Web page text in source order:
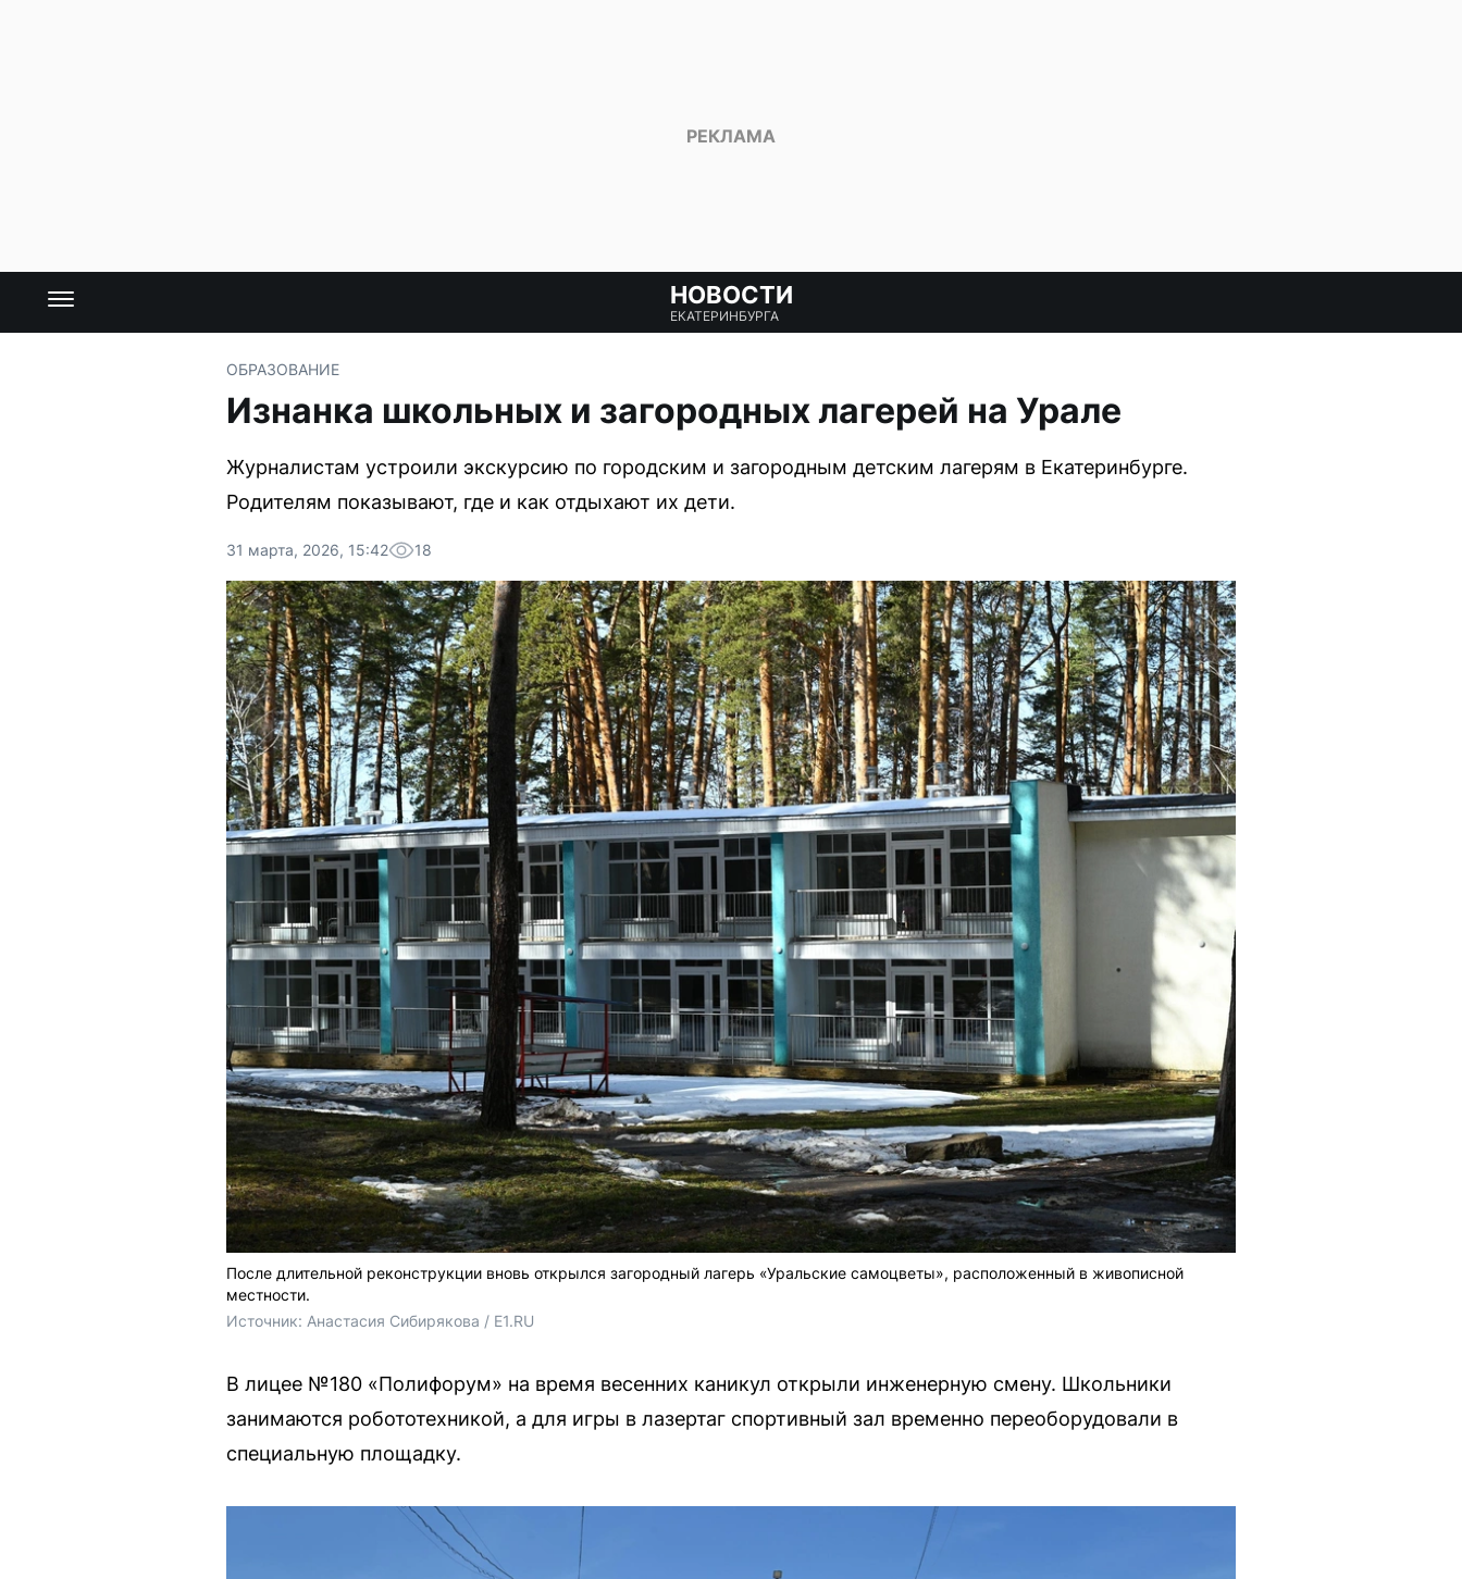
НОВОСТИ
ЕКАТЕРИНБУРГА
ОБРАЗОВАНИЕ
Изнанка школьных и загородных лагерей на Урале
Журналистам устроили экскурсию по городским и загородным детским лагерям в Екатеринбурге.
Родителям показывают, где и как отдыхают их дети.
31 марта, 2026, 15:42 18
После длительной реконструкции вновь открылся загородный лагерь «Уральские самоцветы», расположенный в живописной
местности.
Источник: Анастасия Сибирякова / E1.RU
В лицее №180 «Полифорум» на время весенних каникул открыли инженерную смену. Школьники
занимаются робототехникой, а для игры в лазертаг спортивный зал временно переоборудовали в
специальную площадку.